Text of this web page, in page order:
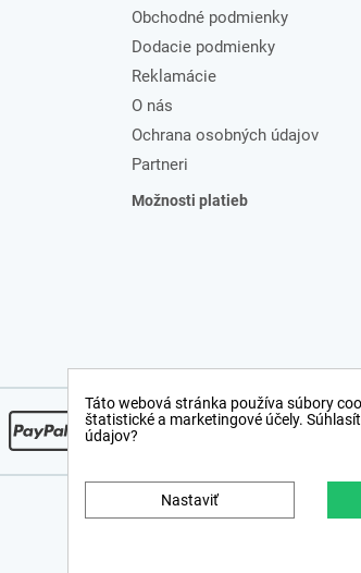
Obchodné podmienky
Dodacie podmienky
Reklamácie
O nás
Ochrana osobných údajov
Partneri
Možnosti platieb
Táto webová stránka používa súbory
štatistické a marketingové účely.
údajov?
Nastaviť